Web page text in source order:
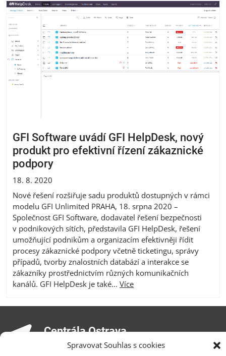
Spravovat Souhlas s cookies
GFI Software uvádí GFI HelpDesk, nový
produkt pro efektivní řízení zákaznické
podpory
18. 8. 2020
Nové řešení rozšiřuje sadu produktů dostupných v rámci
modelu GFI Unlimited PRAHA, 18. srpna 2020 –
Společnost GFI Software, dodavatel řešení bezpečnosti
v podnikových sítích, představila GFI HelpDesk, řešení
umožňující podnikům a organizacím efektivněji řídit
procesy zákaznické podpory včetně ticketingu, správy
případů, tvorby znalostních databází a interakce se
zákazníky prostřednictvím různých komunikačních
kanálů. GFI HelpDesk je také... Více
Centrála Ostrava
Opavská 6230/29a,708 00 Ostrava-Poruba